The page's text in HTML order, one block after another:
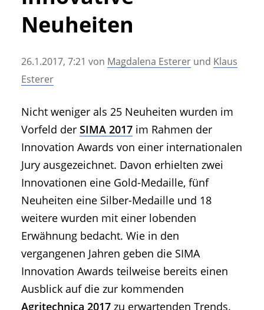
• Messen und Veranstaltungen
• Agritechnica Neuheiten Archiv
• Artikel nach Hersteller/Marke
Neuheiten
26.1.2017, 7:21 von Magdalena Esterer und Klaus
Esterer
Nicht weniger als 25 Neuheiten wurden im
Vorfeld der SIMA 2017 im Rahmen der
Innovation Awards von einer internationalen
Jury ausgezeichnet. Davon erhielten zwei
Innovationen eine Gold-Medaille, fünf
Neuheiten eine Silber-Medaille und 18
weitere wurden mit einer lobenden
Erwähnung bedacht. Wie in den
vergangenen Jahren geben die SIMA
Innovation Awards teilweise bereits einen
Ausblick auf die zur kommenden
Agritechnica 2017 zu erwartenden Trends.